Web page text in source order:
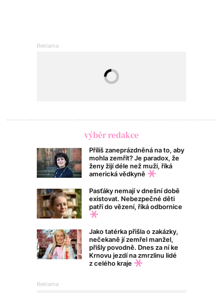
výběr redakce
Příliš zaneprázdněná na to, aby
mohla zemřít? Je paradox, že
ženy žijí déle než muži, říká
americká vědkyně
Pasťáky nemají v dnešní době
existovat. Nebezpečné děti
patří do vězení, říká odbornice
Jako tatérka přišla o zakázky,
nečekaně jí zemřel manžel,
přišly povodně. Dnes za ní ke
Krnovu jezdí na zmrzlinu lidé
z celého kraje